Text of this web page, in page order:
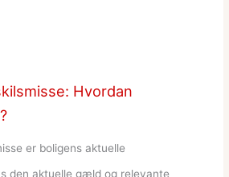
Hvordan
er boligens aktuelle
den aktuelle gæld og relevante